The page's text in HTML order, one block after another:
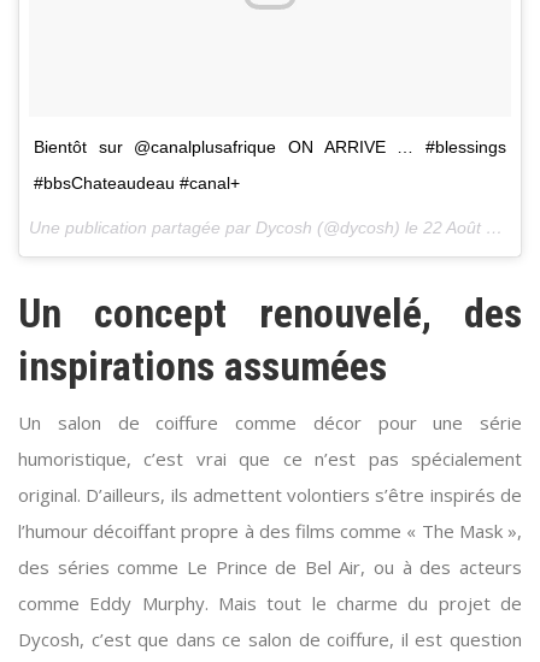
Bientôt sur @canalplusafrique ON ARRIVE … #blessings
#bbsChateaudeau #canal+
Une publication partagée par Dycosh (@dycosh) le 22 Août 2017 à 11h24 PDT
Un concept renouvelé, des
inspirations assumées
Un salon de coiffure comme décor pour une série
humoristique, c’est vrai que ce n’est pas spécialement
original. D’ailleurs, ils admettent volontiers s’être inspirés de
l’humour décoiffant propre à des films comme « The Mask »,
des séries comme Le Prince de Bel Air, ou à des acteurs
comme Eddy Murphy. Mais tout le charme du projet de
Dycosh, c’est que dans ce salon de coiffure, il est question